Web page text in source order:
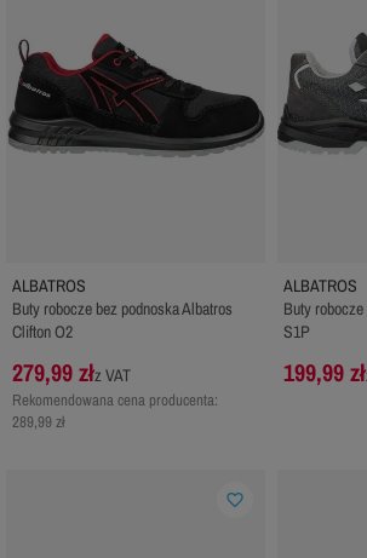
ALBATROS
Buty robocze bez podnoska Albatros
Clifton O2
279,99 złz VAT
Rekomendowana cena producenta:
289,99 zł
ALBATROS
Buty
S1P
199,99 zł
favorite_border